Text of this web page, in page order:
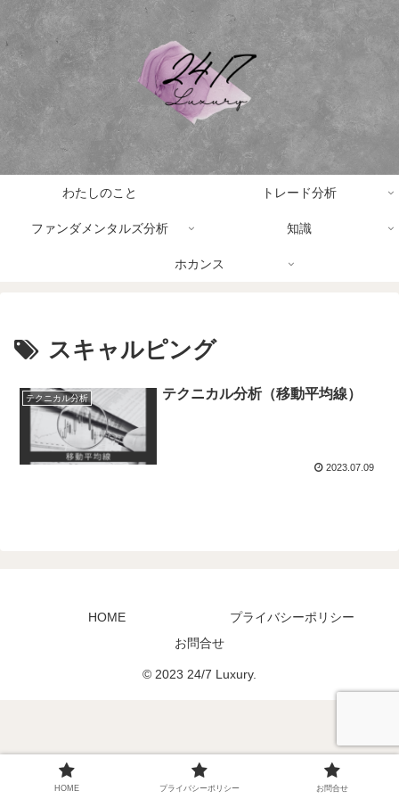
わたしのこと トレード分析
ファンダメンタルズ分析 知識
ホカンス
スキャルピング
テクニカル分析 テクニカル分析（移動平均線）
2023.07.09
HOME
プライバシーポリシー
お問合せ
© 2023 24/7 Luxury.
HOME プライバシーポリシー お問合せ